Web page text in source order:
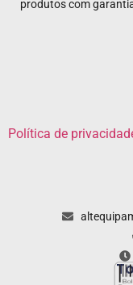
produtos com
Política de